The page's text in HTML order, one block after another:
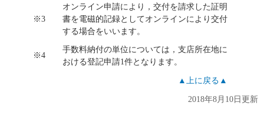
※3
オンライン申請により，交付を請求した証明
書を電磁的記録としてオンラインにより交付
する場合をいいます。
※4
手数料納付の単位については，支店所在地に
おける登記申請1件となります。
▲上に戻る▲
2018年8月10日更新